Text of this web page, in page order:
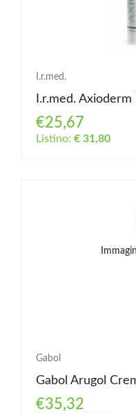
I.r.med.
I.r.med.
€25,67
Listino: € 31,80
Gabol
Gabol Arugol
€35,32